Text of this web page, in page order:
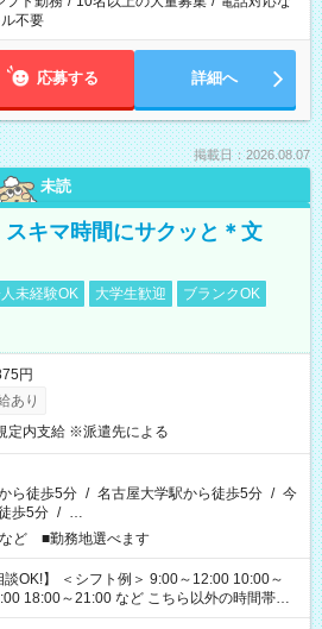
不要
応募する 詳細へ
掲載日：2026.08.07
未読
スキマ時間にサクッと＊文
未経験OK 大学生歓迎
ブランクOK
円
あり
定内支給 ※派遣先による
ら徒歩5分 / 名古屋大学駅から徒歩5分 / 今
歩5分 / …
ど ■勤務地選べます
～12:00 10:00～
21:00 など こちら以外の時間帯も
さい！